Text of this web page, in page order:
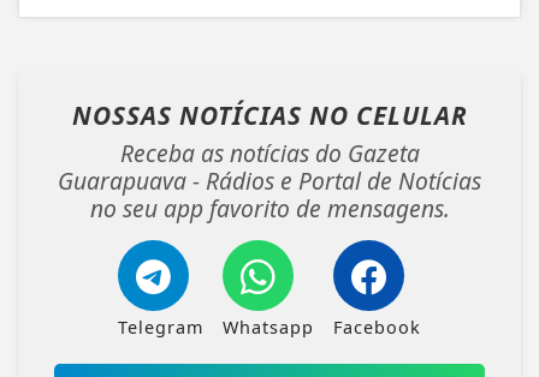
NOSSAS NOTÍCIAS NO CELULAR
Receba as notícias do Gazeta
Guarapuava - Rádios e Portal de Notícias
no seu app favorito de mensagens.
Telegram Whatsapp Facebook